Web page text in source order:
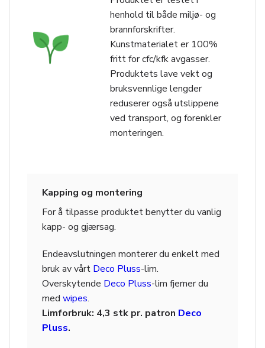
henhold til både miljø- og
brannforskrifter.
Kunstmaterialet er 100%
fritt for cfc/kfk avgasser.
Produktets lave vekt og
bruksvennlige lengder
reduserer også utslippene
ved transport, og forenkler
monteringen.
Kapping og montering
For å tilpasse produktet benytter du vanlig
kapp- og gjærsag.
Endeavslutningen monterer du enkelt med
bruk av vårt Deco Pluss-lim.
Overskytende Deco Pluss-lim fjerner du
med wipes.
Limforbruk: 4,3 stk pr. patron Deco
Pluss.